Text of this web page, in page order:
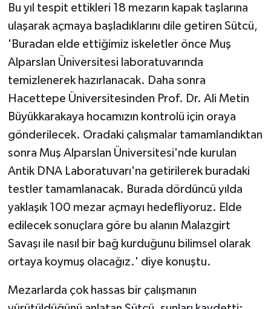
Bu yıl tespit ettikleri 18 mezarın kapak taşlarına
ulaşarak açmaya başladıklarını dile getiren Sütcü,
'Buradan elde ettiğimiz iskeletler önce Muş
Alparslan Üniversitesi laboratuvarında
temizlenerek hazırlanacak. Daha sonra
Hacettepe Üniversitesinden Prof. Dr. Ali Metin
Büyükkarakaya hocamızın kontrolü için oraya
gönderilecek. Oradaki çalışmalar tamamlandıktan
sonra Muş Alparslan Üniversitesi'nde kurulan
Antik DNA Laboratuvarı'na getirilerek buradaki
testler tamamlanacak. Burada dördüncü yılda
yaklaşık 100 mezar açmayı hedefliyoruz. Elde
edilecek sonuçlara göre bu alanın Malazgirt
Savaşı ile nasıl bir bağ kurduğunu bilimsel olarak
ortaya koymuş olacağız.' diye konuştu.
Mezarlarda çok hassas bir çalışmanın